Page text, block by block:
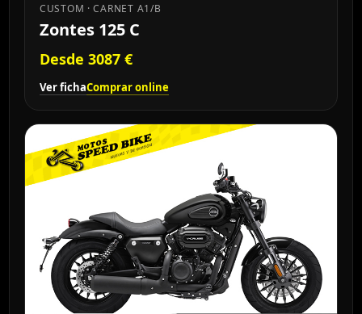
CUSTOM · CARNET A1/B
Zontes 125 C
Desde 3087 €
Ver fichaComprar online